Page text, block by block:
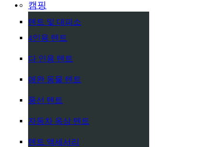
캠핑
텐트 및 대피소
4인용 텐트
다 인용 텐트
애완 동물 텐트
풍선 텐트
자동차 옥상 텐트
텐트 액세서리